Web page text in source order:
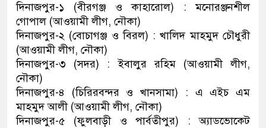
দিনাজপুর-১ (বীরগঞ্জ ও কাহারোল) : মনোরঞ্জনশীল
গোপাল (আওয়ামী লীগ, নৌকা)
দিনাজপুর-২ (বোচাগঞ্জ ও বিরল) : খালিদ মাহমুদ চৌধুরী
(আওয়ামী লীগ, নৌকা)
দিনাজপুর-৩ (সদর) : ইবালুর রহিম (আওয়ামী লীগ,
নৌকা)
দিনাজপুর-৪ (চিরিরবন্দর ও খানসামা) : এ এইচ এম
মাহমুদ আলী (আওয়ামী লীগ, নৌকা)
দিনাজপুর-৫ (ফুলবাড়ী ও পার্বতীপুর) : অ্যাডভোকেট